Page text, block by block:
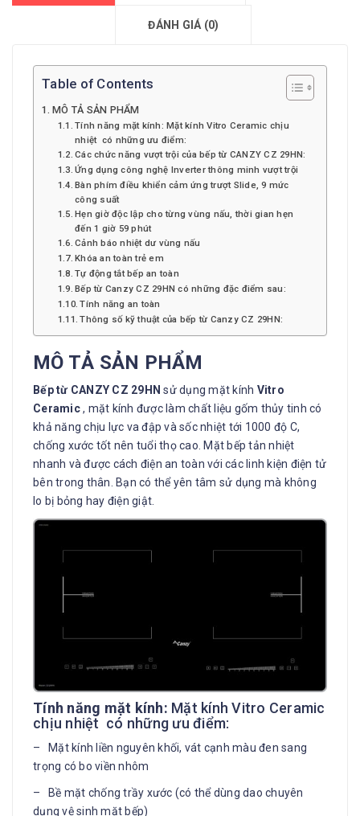
ĐÁNH GIÁ (0)
Table of Contents
MÔ TẢ SẢN PHẨM
Tính năng mặt kính: Mặt kính Vitro Ceramic chịu
nhiệt có những ưu điểm:
Các chức năng vượt trội của bếp từ CANZY CZ 29HN:
Ứng dụng công nghệ Inverter thông minh vượt trội
Bàn phím điều khiển cảm ứng trượt Slide, 9 mức
công suất
Hẹn giờ độc lập cho từng vùng nấu, thời gian hẹn
đến 1 giờ 59 phút
Cảnh báo nhiệt dư vùng nấu
Khóa an toàn trẻ em
Tự động tắt bếp an toàn
Bếp từ Canzy CZ 29HN có những đặc điểm sau:
Tính năng an toàn
Thông số kỹ thuật của bếp từ Canzy CZ 29HN:
MÔ TẢ SẢN PHẨM
Bếp từ CANZY CZ 29HN sử dụng mặt kính Vitro
Ceramic, mặt kính được làm chất liệu gốm thủy tinh có
khả năng chịu lực va đập và sốc nhiệt tới 1000 độ C,
chống xước tốt nên tuổi thọ cao. Mặt bếp tản nhiệt
nhanh và được cách điện an toàn với các linh kiện điện tử
bên trong thân. Bạn có thể yên tâm sử dụng mà không
lo bị bỏng hay điện giật.
Tính năng mặt kính: Mặt kính Vitro Ceramic
chịu nhiệt có những ưu điểm:
– Mặt kính liền nguyên khối, vát cạnh màu đen sang
trọng có bo viền nhôm
– Bề mặt chống trầy xước (có thể dùng dao chuyên
dụng vệ sinh mặt bếp)